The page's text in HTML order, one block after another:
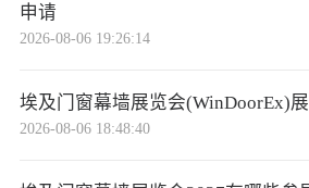
申请
2026-08-06 19:26:14
埃及门窗幕墙展览会(WinDoorEx)
2026-08-06 18:48:40